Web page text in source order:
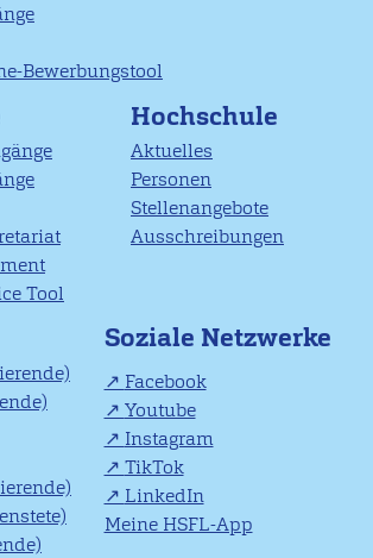
Bewerbungstool
Tool
Hochschule
Aktuelles
Personen
Stellenangebote
Ausschreibungen
Soziale Netzwerke
Facebook
Youtube
Instagram
TikTok
LinkedIn
Meine HSFL-App